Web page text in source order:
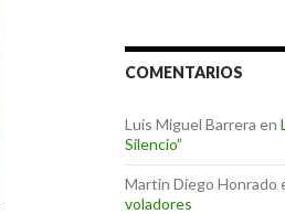
COMENTARIOS
Luis Miguel Barrera en
Silencio”
Martin Diego Honrado
voladores